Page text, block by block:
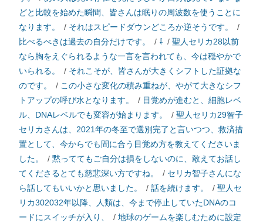
どと比較を始めた瞬間、皆さんは眠りの周波数を使うことに
なります。
/ それはスピードダウンどころか逆そうです。
/
比べるべきは過去の自分だけです。
/ ⇩ / 聖人セリカ28以前
なら胸をえぐられるような一言を言われても、今は穏やかで
いられる。
/ それこそが、皆さんが大きくシフトした証拠な
のです。
/ この小さな変化の積み重ねが、やがて大きなシフ
トアップの呼び水となります。
/ 目覚めが進むと、細胞レベ
ル、DNAレベルでも変容が始まります。
/ 聖人セリカ29智子
セリカさんは、2021年の冬至で選別完了と言いつつ、救済措
置として、今からでも間に合う目覚め方を教えてくださいま
した。
/ 黙っててもご自分は損をしないのに、敢えてお話し
てくださるとても慈悲深い方ですね。
/ セリカ智子さんにな
ら話してもいいかと思いました。
/ 話を続けます。 / 聖人セ
リカ302032年以降、人類は、今まで停止していたDNAのコ
ードにスイッチが入り、
/ 地球のゲームを楽しむために設定